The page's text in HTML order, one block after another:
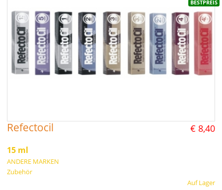
BESTPREIS
Refectocil € 8,40
15 ml
ANDERE MARKEN
Zubehör
Auf Lager